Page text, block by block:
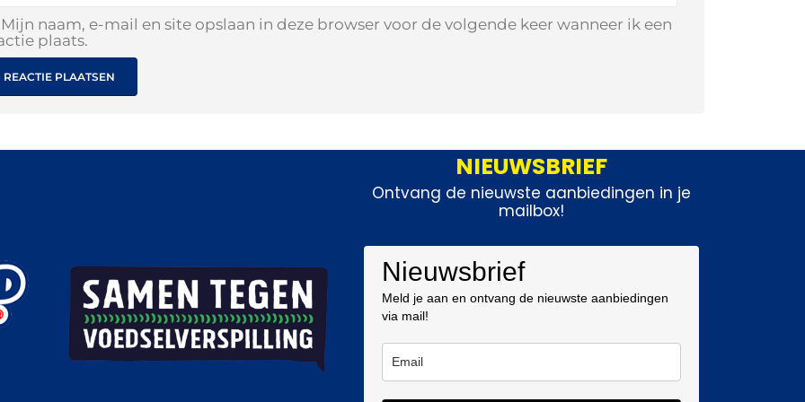
Mijn naam, e-mail en site opslaan in deze browser voor de volgende keer wanneer ik een
plaats.
NIEUWSBRIEF
Ontvang de nieuwste aanbiedingen in je
mailbox!
Nieuwsbrief
Meld je aan en ontvang de nieuwste aanbiedingen
via mail!